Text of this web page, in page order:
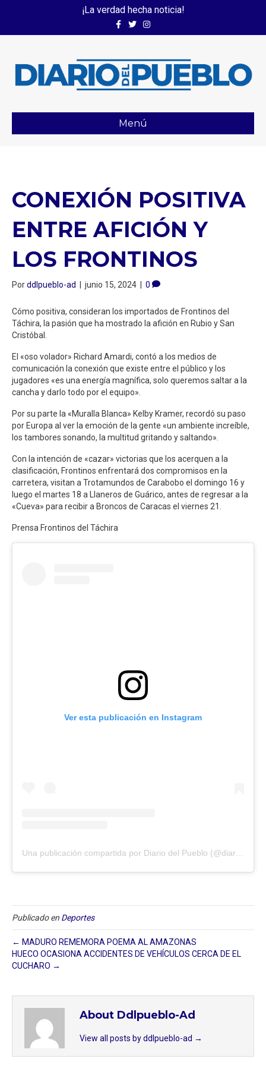
¡La verdad hecha noticia!
FacebookTwitterInstagram
Menú
CONEXIÓN POSITIVA
ENTRE AFICIÓN Y
LOS FRONTINOS
Porddlpueblo-ad | junio 15, 2024 | 0
Cómo positiva, consideran los importados de Frontinos del
Táchira, la pasión que ha mostrado la afición en Rubio y San
Cristóbal.
El «oso volador» Richard Amardi, contó a los medios de
comunicación la conexión que existe entre el público y los
jugadores «es una energía magnífica, solo queremos saltar a la
cancha y darlo todo por el equipo».
Por su parte la «Muralla Blanca» Kelby Kramer, recordó su paso
por Europa al ver la emoción de la gente «un ambiente increíble,
los tambores sonando, la multitud gritando y saltando».
Con la intención de «cazar» victorias que los acerquen a la
clasificación, Frontinos enfrentará dos compromisos en la
carretera, visitan a Trotamundos de Carabobo el domingo 16 y
luego el martes 18 a Llaneros de Guárico, antes de regresar a la
«Cueva» para recibir a Broncos de Caracas el viernes 21.
Prensa Frontinos del Táchira
Ver esta publicación en Instagram
Publicado en Deportes
← MADURO REMEMORA POEMA AL AMAZONAS
HUECO OCASIONA ACCIDENTES DE VEHÍCULOS CERCA DE EL
CUCHARO →
About Ddlpueblo-Ad
View all posts by ddlpueblo-ad →